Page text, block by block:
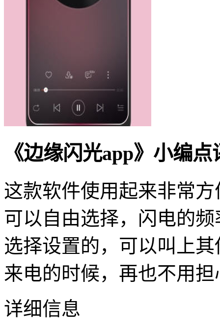
《边缘闪光app》小编点
这款软件使用起来非常
可以自由选择，闪电的
选择设置的，可以叫上
来电的时候，再也不用
详细信息